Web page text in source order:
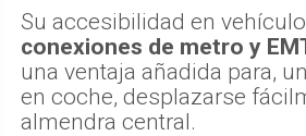
Su accesibilidad en
conexiones de metro y
una ventaja añadida para,
en coche, desplazarse
almendra central.